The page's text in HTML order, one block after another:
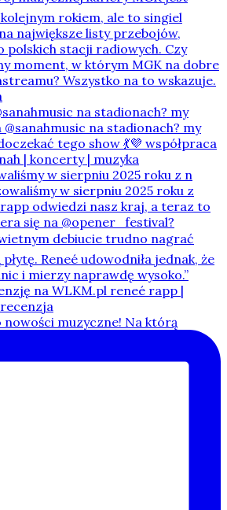
na stadionach? my
w sierpniu 2025 roku z n
muzyczne! Na którą